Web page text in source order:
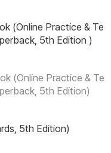
(Online Practice & Te
5th Edition )
(Online Practice & Te
5th Edition)
5th Edition)